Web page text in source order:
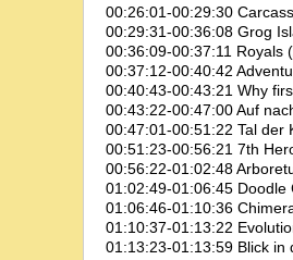
00:26:01-00:29:30
00:29:31-00:36:08 Grog
00:36:09-00:37:11 Royals
00:37:12-00:40:42
00:40:43-00:43:21 Why
00:43:22-00:47:00 Auf
00:47:01-00:51:22 Tal der
00:51:23-00:56:21 7th
00:56:22-01:02:48
01:02:49-01:06:45 Doodle
01:06:46-01:10:36
01:10:37-01:13:22
01:13:23-01:13:59 Blick in